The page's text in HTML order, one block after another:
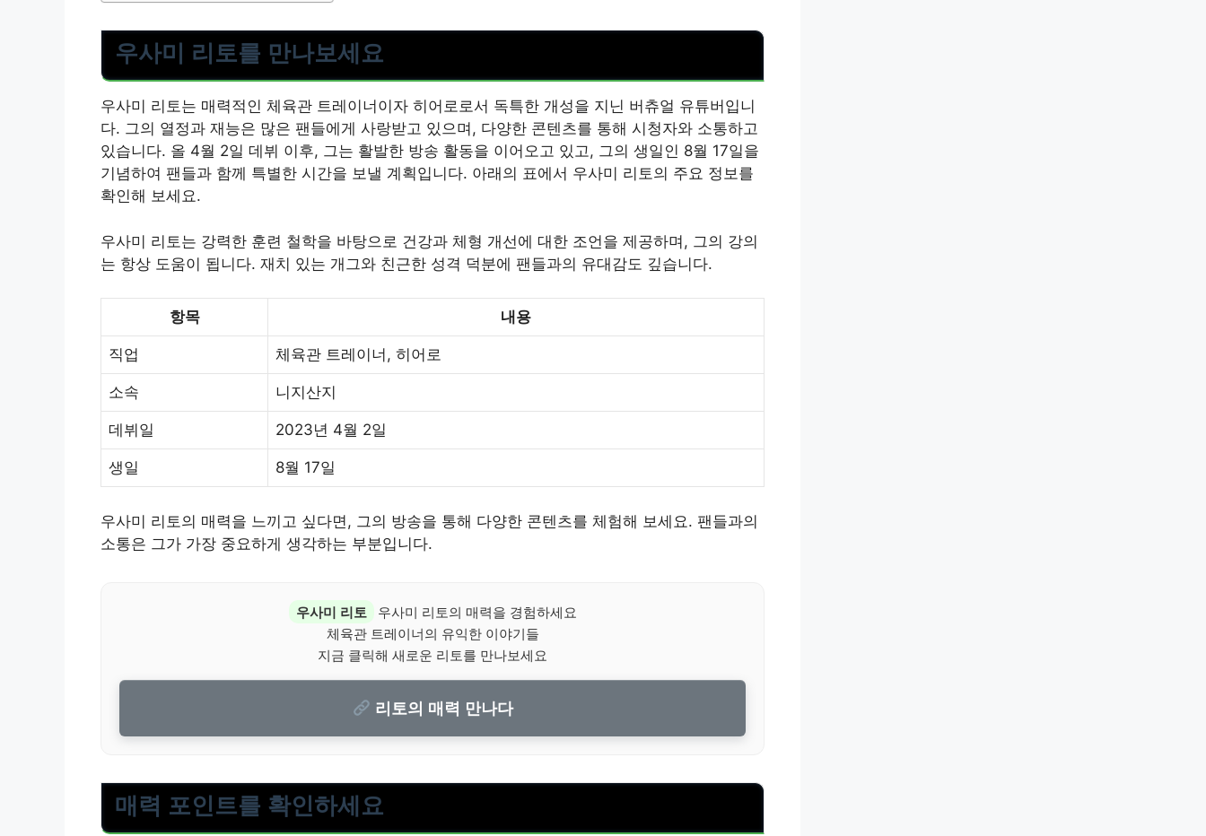
우사미 리토를 만나보세요
우사미 리토는 매력적인 체육관 트레이너이자 히어로로서 독특한 개성을 지닌 버츄얼 유튜버입니
다. 그의 열정과 재능은 많은 팬들에게 사랑받고 있으며, 다양한 콘텐츠를 통해 시청자와 소통하고
있습니다. 올 4월 2일 데뷔 이후, 그는 활발한 방송 활동을 이어오고 있고, 그의 생일인 8월 17일을
기념하여 팬들과 함께 특별한 시간을 보낼 계획입니다. 아래의 표에서 우사미 리토의 주요 정보를
확인해 보세요.
우사미 리토는 강력한 훈련 철학을 바탕으로 건강과 체형 개선에 대한 조언을 제공하며, 그의 강의
는 항상 도움이 됩니다. 재치 있는 개그와 친근한 성격 덕분에 팬들과의 유대감도 깊습니다.
항목 내용
직업 체육관 트레이너, 히어로
소속 니지산지
데뷔일 2023년 4월 2일
생일 8월 17일
우사미 리토의 매력을 느끼고 싶다면, 그의 방송을 통해 다양한 콘텐츠를 체험해 보세요. 팬들과의
소통은 그가 가장 중요하게 생각하는 부분입니다.
우사미 리토
우사미 리토의 매력을 경험하세요
체육관 트레이너의 유익한 이야기들
지금 클릭해 새로운 리토를 만나보세요
리토의 매력 만나다
매력 포인트를 확인하세요